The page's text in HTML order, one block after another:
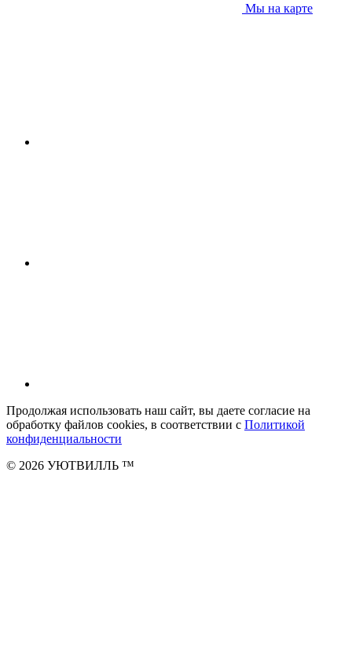
Мы на карте
Продолжая использовать наш сайт, вы даете согласие на
обработку файлов cookies, в соответствии с Политикой
конфиденциальности
© 2026 УЮТВИЛЛЬ ™